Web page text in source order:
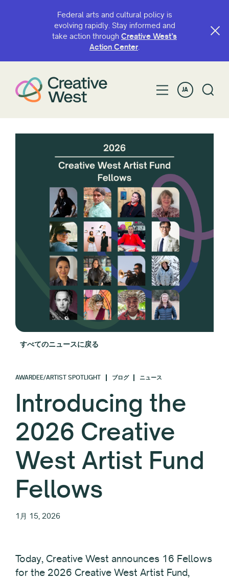
Federal arts and cultural policy is
evolving rapidly. Stay informed and
take action through Creative West’s
Action Center.
JA
すべてのニュースに戻る
AWARDEE/ARTIST SPOTLIGHT ブログ ニュース
Introducing the
2026 Creative
West Artist Fund
Fellows
1月 15, 2026
Today, Creative West announces 16 Fellows
for the 2026 Creative West Artist Fund,